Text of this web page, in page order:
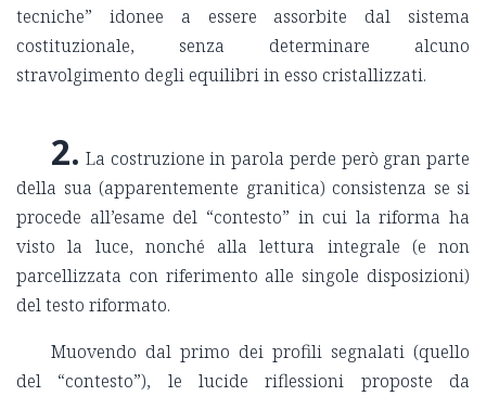
tecniche” idonee a essere assorbite dal sistema
costituzionale, senza determinare alcuno
stravolgimento degli equilibri in esso cristallizzati.
2. La costruzione in parola perde però gran parte
della sua (apparentemente granitica) consistenza se si
procede all’esame del “contesto” in cui la riforma ha
visto la luce, nonché alla lettura integrale (e non
parcellizzata con riferimento alle singole disposizioni)
del testo riformato.
Muovendo dal primo dei profili segnalati (quello
del “contesto”), le lucide riflessioni proposte da